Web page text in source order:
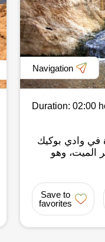
Navigation
Duration: 02:00
في وادي بوكيك
الميت، وهو
Save to
favorites